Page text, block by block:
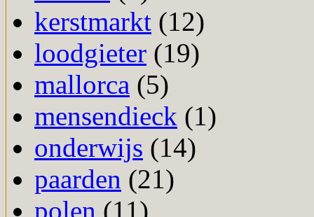
kerstmarkt (12)
loodgieter (19)
mallorca (5)
mensendieck (1)
onderwijs (14)
paarden (21)
polen (11)